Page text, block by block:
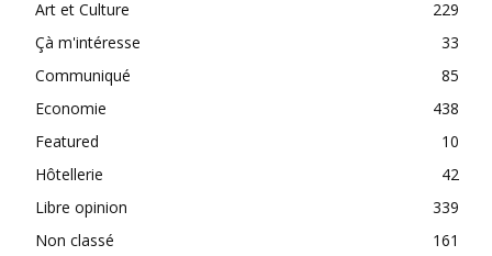
Art et Culture
229
Çà m'intéresse
33
Communiqué
85
Economie
438
Featured
10
Hôtellerie
42
Libre opinion
339
Non classé
161